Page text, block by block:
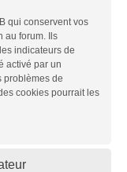
qui conservent vos
au forum. Ils
indicateurs de
activé par un
problèmes de
cookies pourrait les